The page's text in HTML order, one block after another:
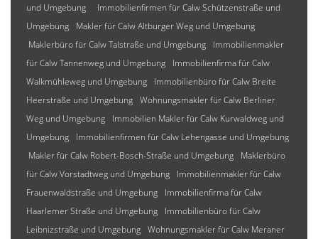
und Umgebung
Immobilienfirmen für Calw Schützenstraße und
Umgebung
Makler für Calw Altburger Weg und Umgebung
Maklerbüro für Calw Talstraße und Umgebung
Immobilienmakler
für Calw Tannenweg und Umgebung
Immobilienfirma für Calw
Walkmühleweg und Umgebung
Immobilienbüro für Calw Breite
Heerstraße und Umgebung Wohnungsmakler für Calw Berliner
Weg und Umgebung
Immobilien Makler für Calw Kurwaldweg und
Umgebung
Immobilienfirmen für Calw Lehengasse und Umgebung
Makler für Calw Robert-Bosch-Straße und Umgebung
Maklerbüro
für Calw Vorstadtweg und Umgebung
Immobilienmakler für Calw
Frauenwaldstraße und Umgebung
Immobilienfirma für Calw
Haarlemer Straße und Umgebung
Immobilienbüro für Calw
Leibnizstraße und Umgebung Wohnungsmakler für Calw Meraner